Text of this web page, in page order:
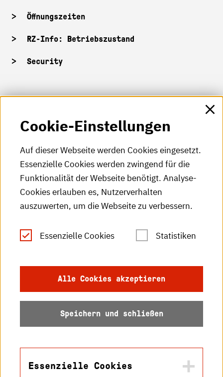
Öffnungszeiten
RZ-Info: Betriebszustand
Security
HKA-Shop
HKA-Videos
HKA-Podcast
HKA-Publikationen
RSS-Feed
Leichte Sprache
Datenschutz
Barrierefreiheit
Cookie-Einstellungen
Auf dieser Webseite werden Cookies eingesetzt.
Essenzielle Cookies werden zwingend für die
Funktionalität der Webseite benötigt. Analyse-
Cookies erlauben es, Nutzerverhalten
auszuwerten, um die Webseite zu verbessern.
Essenzielle Cookies Statistiken
Alle Cookies akzeptieren
Speichern und schließen
Essenzielle Cookies